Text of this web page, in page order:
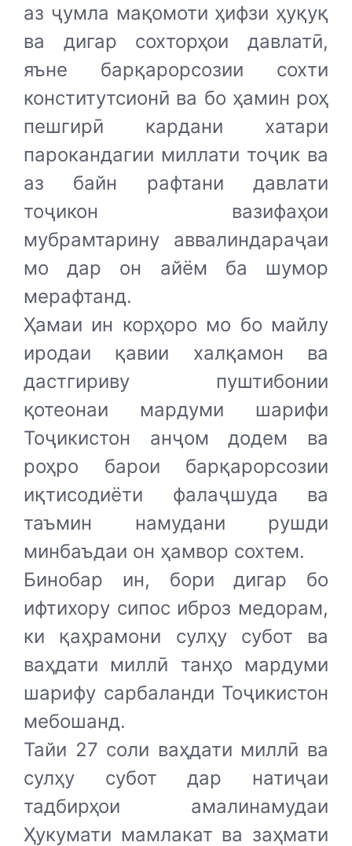
аз ҷумла мақомоти ҳифзи ҳуқуқ
ва дигар сохторҳои давлатӣ,
яъне барқарорсозии сохти
конститутсионӣ ва бо ҳамин роҳ
пешгирӣ кардани хатари
парокандагии миллати тоҷик ва
аз байн рафтани давлати
тоҷикон вазифаҳои
мубрамтарину аввалиндараҷаи
мо дар он айём ба шумор
мерафтанд.
Ҳамаи ин корҳоро мо бо майлу
иродаи қавии халқамон ва
дастгириву пуштибонии
қотеонаи мардуми шарифи
Тоҷикистон анҷом додем ва
роҳро барои барқарорсозии
иқтисодиёти фалаҷшуда ва
таъмин намудани рушди
минбаъдаи он ҳамвор сохтем.
Бинобар ин, бори дигар бо
ифтихору сипос иброз медорам,
ки қаҳрамони сулҳу субот ва
ваҳдати миллӣ танҳо мардуми
шарифу сарбаланди Тоҷикистон
мебошанд.
Тайи 27 соли ваҳдати миллӣ ва
сулҳу субот дар натиҷаи
тадбирҳои амалинамудаи
Ҳукумати мамлакат ва заҳмати